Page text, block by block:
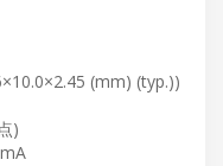
(mm) (typ.))
)